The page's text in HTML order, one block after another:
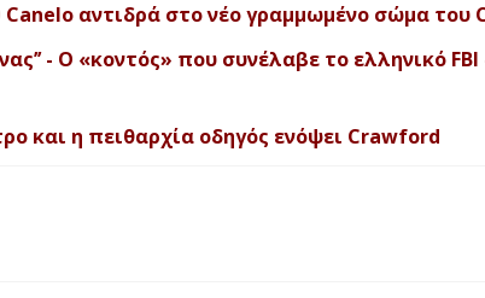
Canelo αντιδρά στο νέο γραμμωμένο σώμα του
- Ο «κοντός» που συνέλαβε το ελληνικό
και η πειθαρχία οδηγός ενόψει Crawford